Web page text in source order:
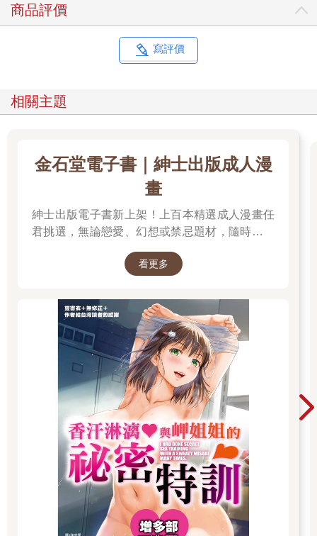
商品評價
寫評價
相關主題
金石堂電子書｜紳士出版成人漫
畫
紳士出版電子書新上架！上百本精選成人漫畫任
君挑選，無論戀愛、幻想或禁忌題材，隨時開讀
看更多